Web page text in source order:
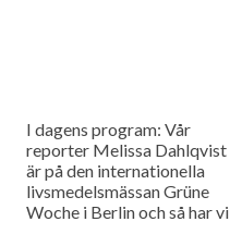
I dagens program: Vår
reporter Melissa Dahlqvist
är på den internationella
livsmedelsmässan Grüne
Woche i Berlin och så har vi